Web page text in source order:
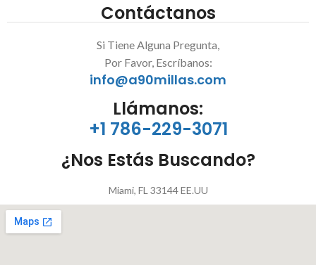
Contáctanos
Si Tiene Alguna Pregunta,
Por Favor, Escríbanos:
info@a90millas.com
Llámanos:
+1 786-229-3071
¿Nos Estás Buscando?
Miami, FL 33144 EE.UU